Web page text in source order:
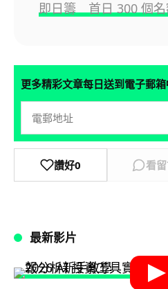
即日籌 首日 300 個名
更多精彩文章每日送到電子郵箱
讚好0 看
最新影片